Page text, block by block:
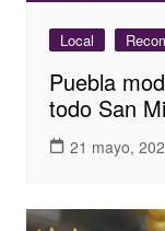
Local
Puebla
todo San
21 mayo,